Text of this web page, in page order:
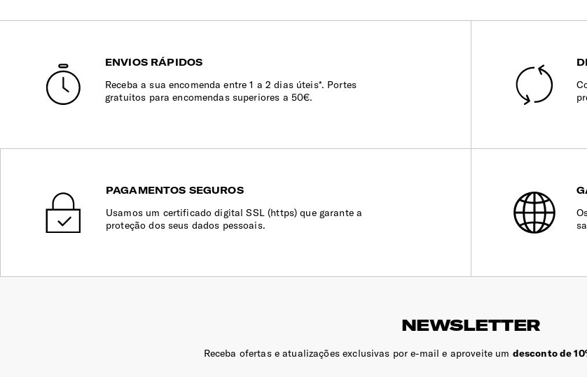
ENVIOS RÁPIDOS
Receba a sua encomenda entre 1 a 2 dias úteis*. Portes
gratuitos para encomendas superiores a 50€.
PAGAMENTOS SEGUROS
Usamos um certificado digital SSL (https) que garante a
proteção dos seus dados pessoais.
NEWSLETTER
Receba ofertas e atualizações exclusivas por e-mail e aproveite um desconto de